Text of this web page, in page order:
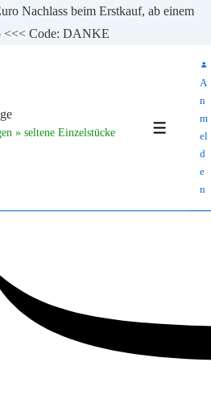
Nachlass beim Erstkauf, ab einem
<<< Code: DANKE
» seltene Einzelstücke
MENÜ
A
n
m
el
d
e
n